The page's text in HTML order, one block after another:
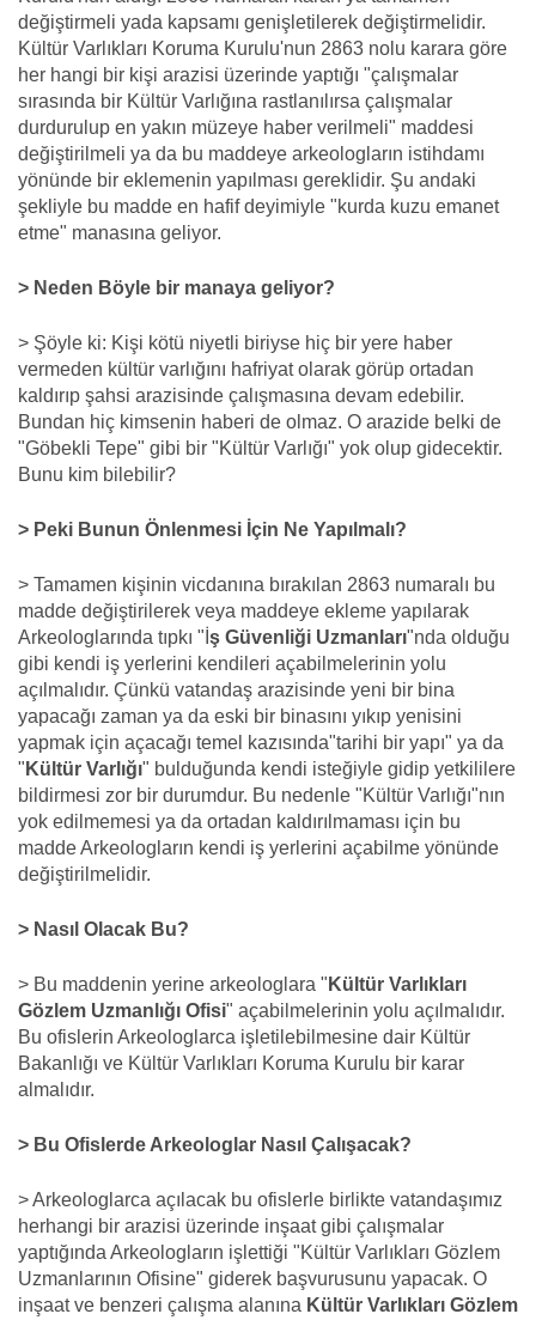
değiştirmeli yada kapsamı genişletilerek değiştirmelidir.
Kültür Varlıkları Koruma Kurulu'nun 2863 nolu karara göre
her hangi bir kişi arazisi üzerinde yaptığı "çalışmalar
sırasında bir Kültür Varlığına rastlanılırsa çalışmalar
durdurulup en yakın müzeye haber verilmeli" maddesi
değiştirilmeli ya da bu maddeye arkeologların istihdamı
yönünde bir eklemenin yapılması gereklidir. Şu andaki
şekliyle bu madde en hafif deyimiyle "kurda kuzu emanet
etme" manasına geliyor.
> Neden Böyle bir manaya geliyor?
> Şöyle ki: Kişi kötü niyetli biriyse hiç bir yere haber
vermeden kültür varlığını hafriyat olarak görüp ortadan
kaldırıp şahsi arazisinde çalışmasına devam edebilir.
Bundan hiç kimsenin haberi de olmaz. O arazide belki de
"Göbekli Tepe" gibi bir "Kültür Varlığı" yok olup gidecektir.
Bunu kim bilebilir?
> Peki Bunun Önlenmesi İçin Ne Yapılmalı?
> Tamamen kişinin vicdanına bırakılan 2863 numaralı bu
madde değiştirilerek veya maddeye ekleme yapılarak
Arkeologlarında tıpkı "İ ş Güvenliği Uzmanları"nda olduğu
gibi kendi iş yerlerini kendileri açabilmelerinin yolu
açılmalıdır. Çünkü vatandaş arazisinde yeni bir bina
yapacağı zaman ya da eski bir binasını yıkıp yenisini
yapmak için açacağı temel kazısında"tarihi bir yapı" ya da
" Kültür Varlığı" bulduğunda kendi isteğiyle gidip yetkililere
bildirmesi zor bir durumdur. Bu nedenle "Kültür Varlığı"nın
yok edilmemesi ya da ortadan kaldırılmaması için bu
madde Arkeologların kendi iş yerlerini açabilme yönünde
değiştirilmelidir.
> Nasıl Olacak Bu?
> Bu maddenin yerine arkeologlara " Kültür Varlıkları
Gözlem Uzmanlığı Ofisi" açabilmelerinin yolu açılmalıdır.
Bu ofislerin Arkeologlarca işletilebilmesine dair Kültür
Bakanlığı ve Kültür Varlıkları Koruma Kurulu bir karar
almalıdır.
> Bu Ofislerde Arkeologlar Nasıl Çalışacak?
> Arkeologlarca açılacak bu ofislerle birlikte vatandaşımız
herhangi bir arazisi üzerinde inşaat gibi çalışmalar
yaptığında Arkeologların işlettiği "Kültür Varlıkları Gözlem
Uzmanlarının Ofisine" giderek başvurusunu yapacak. O
inşaat ve benzeri çalışma alanına Kültür Varlıkları Gözlem